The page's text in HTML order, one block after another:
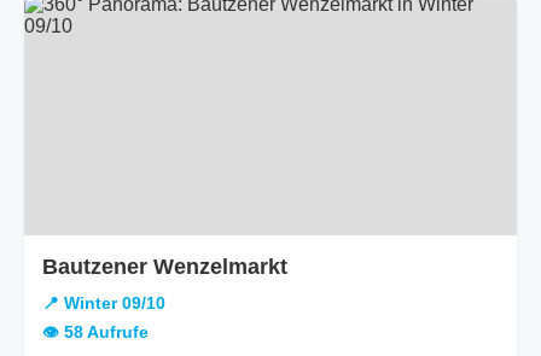
Bautzener Wenzelmarktin
📍 Winter 09/10
👁️ 58 Aufrufe